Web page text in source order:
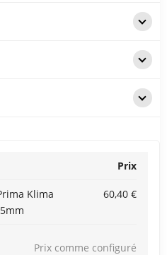
Prix
Klima
60,40 €
Prix comme configuré